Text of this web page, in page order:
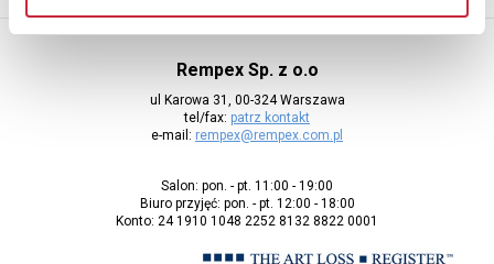
Rempex Sp. z o.o
ul Karowa 31, 00-324 Warszawa
tel/fax: patrz kontakt
e-mail: rempex@rempex.com.pl
Salon: pon. - pt. 11:00 - 19:00
Biuro przyjęć: pon. - pt. 12:00 - 18:00
Konto: 24 1910 1048 2252 8132 8822 0001